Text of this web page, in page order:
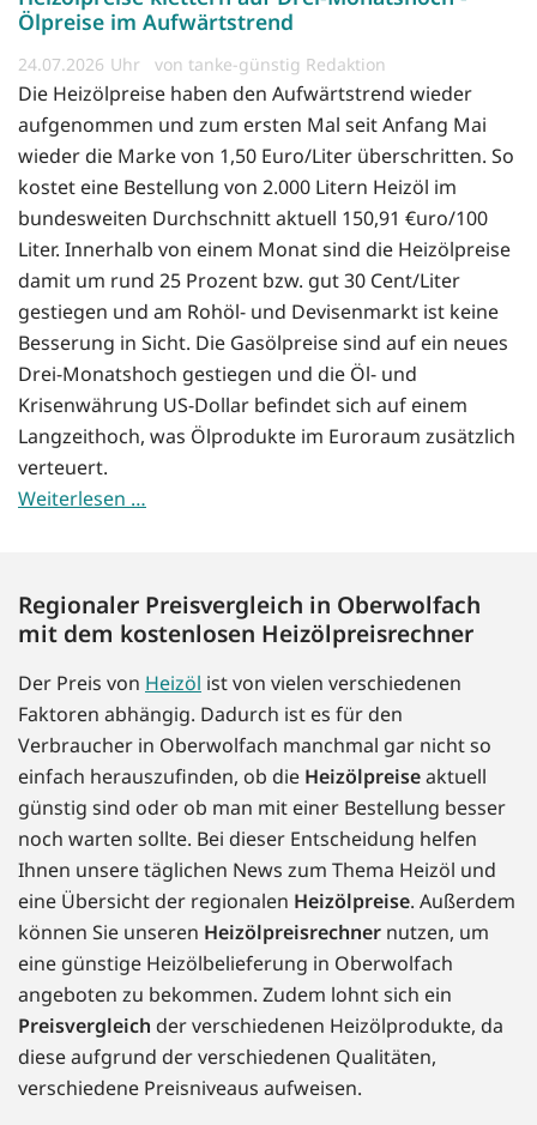
Ölpreise im Aufwärtstrend
24.07.2026 von tanke-günstig Redaktion
Die Heizölpreise haben den Aufwärtstrend wieder
aufgenommen und zum ersten Mal seit Anfang Mai
wieder die Marke von 1,50 Euro/Liter überschritten. So
kostet eine Bestellung von 2.000 Litern Heizöl im
bundesweiten Durchschnitt aktuell 150,91 €uro/100
Liter. Innerhalb von einem Monat sind die Heizölpreise
damit um rund 25 Prozent bzw. gut 30 Cent/Liter
gestiegen und am Rohöl- und Devisenmarkt ist keine
Besserung in Sicht. Die Gasölpreise sind auf ein neues
Drei-Monatshoch gestiegen und die Öl- und
Krisenwährung US-Dollar befindet sich auf einem
Langzeithoch, was Ölprodukte im Euroraum zusätzlich
verteuert.
Weiterlesen …
Regionaler Preisvergleich in Oberwolfach
mit dem kostenlosen Heizölpreisrechner
Der Preis von Heizöl ist von vielen verschiedenen
Faktoren abhängig. Dadurch ist es für den
Verbraucher in Oberwolfach manchmal gar nicht so
einfach herauszufinden, ob die Heizölpreiseaktuell
günstig sind oder ob man mit einer Bestellung besser
noch warten sollte. Bei dieser Entscheidung helfen
Ihnen unsere täglichen News zum Thema Heizöl und
eine Übersicht der regionalen Heizölpreise. Außerdem
können Sie unseren Heizölpreisrechner nutzen, um
eine günstige Heizölbelieferung in Oberwolfach
angeboten zu bekommen. Zudem lohnt sich ein
Preisvergleich der verschiedenen Heizölprodukte, da
diese aufgrund der verschiedenen Qualitäten,
verschiedene Preisniveaus aufweisen.